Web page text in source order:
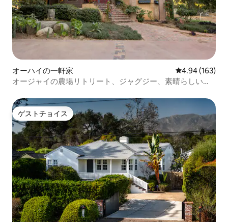
オーハイの一軒家 レビュー163
4.94 (163)
オージャイの農場リトリート、ジャグジー、素晴らしい山
ゲストチョイス
ゲストチョイス